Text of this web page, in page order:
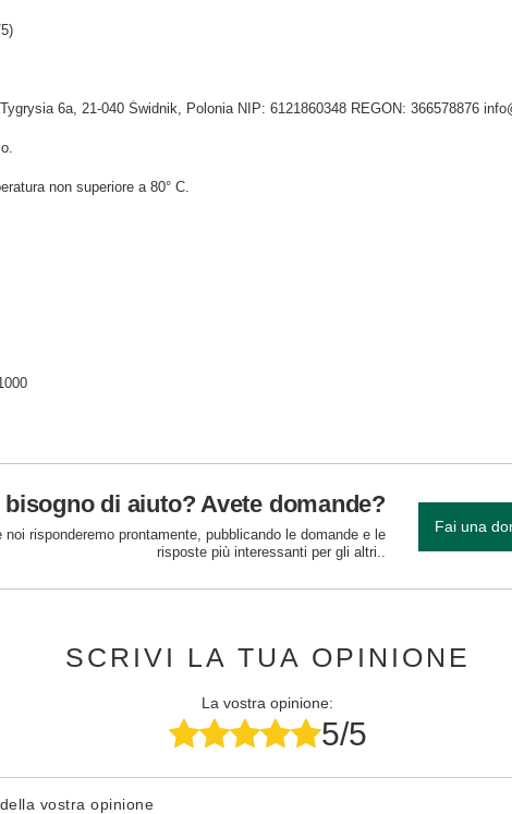
6a, 21-040 Świdnik, Polonia NIP: 6121860348 REGON: 366578876
non superiore a 80° C.
bisogno di aiuto? Avete domande?
noi risponderemo prontamente, pubblicando le domande e le
risposte più interessanti per gli altri..
Fai una
SCRIVI LA TUA OPINIONE
La vostra opinione:
5/5
vostra opinione